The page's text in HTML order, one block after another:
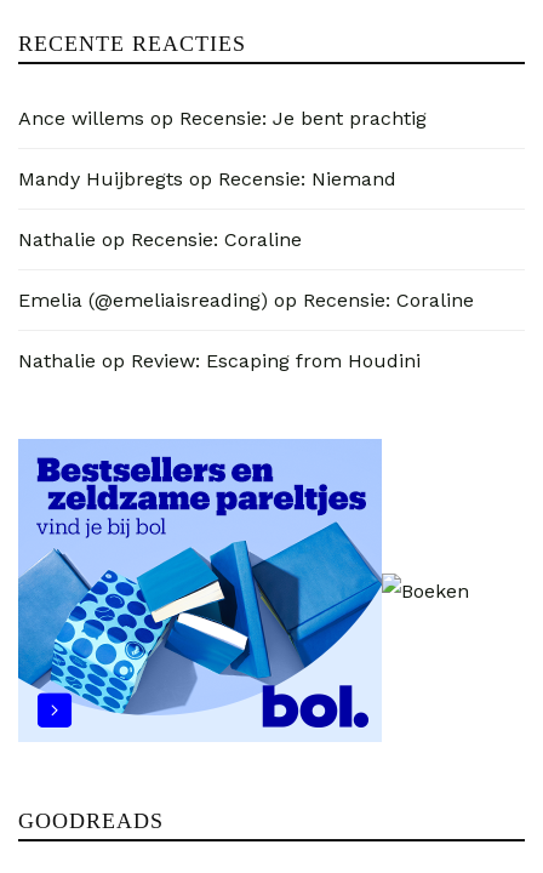
RECENTE REACTIES
Ance willems op Recensie: Je bent prachtig
Mandy Huijbregts op Recensie: Niemand
Nathalie op Recensie: Coraline
Emelia (@emeliaisreading) op Recensie: Coraline
Nathalie op Review: Escaping from Houdini
GOODREADS